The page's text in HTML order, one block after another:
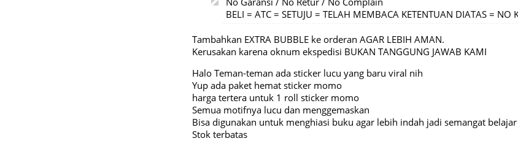
BELI = ATC = SETUJU = TELAH MEMBACA KETENTUAN DIATAS = NO
Tambahkan EXTRA BUBBLE ke orderan AGAR LEBIH AMAN.
Kerusakan karena oknum ekspedisi BUKAN TANGGUNG JAWAB KAMI
Halo Teman-teman ada sticker lucu yang baru viral nih
Yup ada paket hemat sticker momo
harga tertera untuk 1 roll sticker momo
Semua motifnya lucu dan menggemaskan
Bisa digunakan untuk menghiasi buku agar lebih indah jadi semangat
Stok terbatas